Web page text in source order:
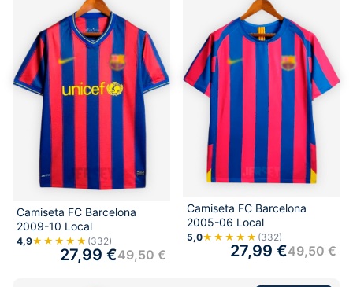
Camiseta FC Barcelona
2009-10 Local
4,9★★★★★ (332)
49,50€
27,99 €
Camiseta FC Barcelona
2005-06 Local
5,0★★★★★ (332)
49,50€
27,99 €